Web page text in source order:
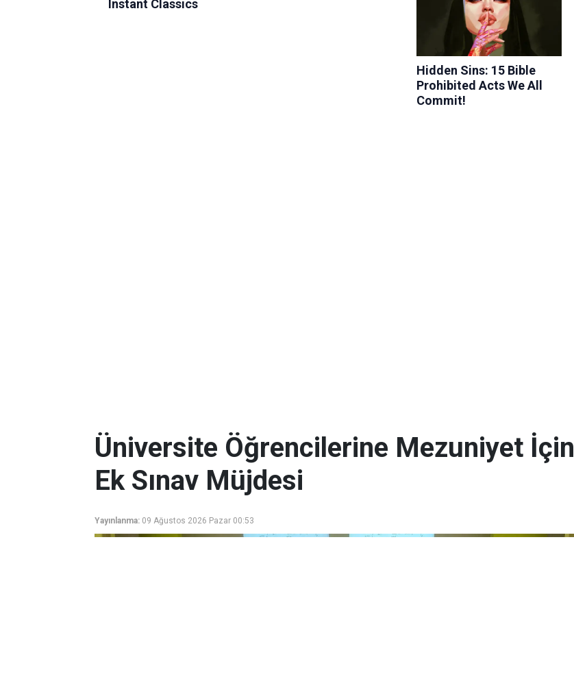
Üniversite Öğrencilerine Mezuniyet İçin
Ek Sınav Müjdesi
Yayınlanma: 09 Ağustos 2026 Pazar 00:53